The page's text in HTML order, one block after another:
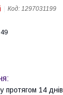
Код: 1297031199
протягом 14 днів